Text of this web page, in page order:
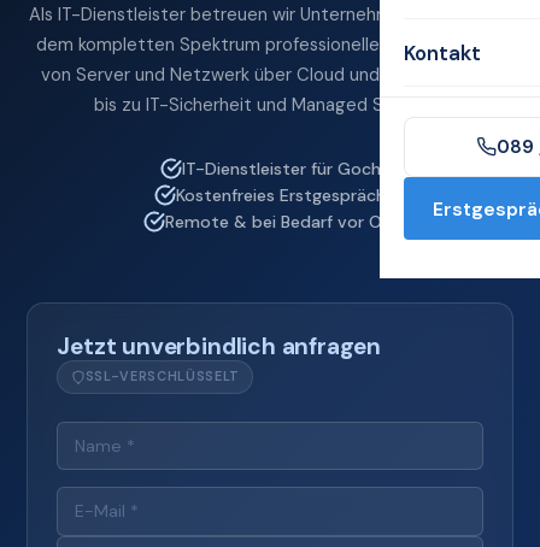
Kontakt
089
Als IT-Dienstleister betreuen wir Unternehmen in Goch mit
dem kompletten Spektrum professioneller IT-Services —
von Server und Netzwerk über Cloud und Microsoft 365
bis zu IT-Sicherheit und Managed Services.
IT-Dienstleister für Goch
Kostenfreies Erstgespräch
Remote & bei Bedarf vor Ort
Jetzt unverbindlich anfragen
SSL-VERSCHLÜSSELT